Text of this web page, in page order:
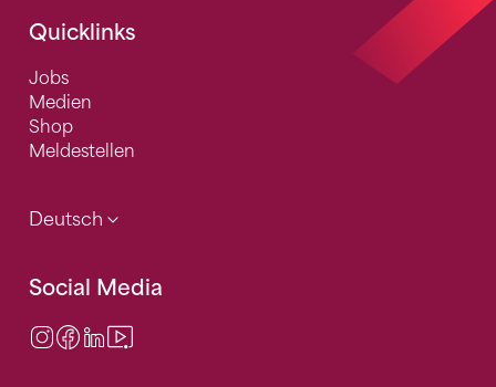
Quicklinks
Jobs
Medien
Shop
Meldestellen
Deutsch
Social Media
Instagram
Facebook
LinkedIn